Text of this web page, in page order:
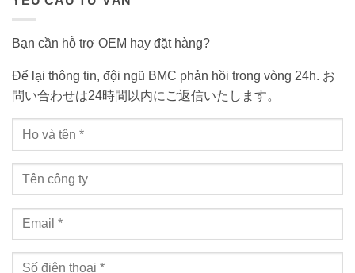
Bạn cần hỗ trợ OEM hay đặt hàng?
Để lại thông tin, đội ngũ BMC phản hồi trong vòng 24h. お
問い合わせは24時間以内にご返信いたします。